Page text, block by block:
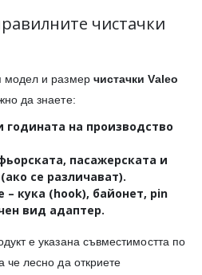
чистачки
модел и размер чистачки Valeo
да знаете:
на производство
пасажерската и
се различават).
– кука (hook), байонет, pin
вид адаптер.
е указана съвместимостта по
че лесно да откриете